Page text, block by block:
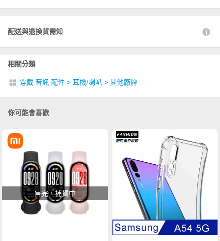
配送與退換貨需知
相關分類
穿戴 音訊 配件 > 耳機/喇叭 > 其他廠牌
你可能會喜歡
售完，補貨中